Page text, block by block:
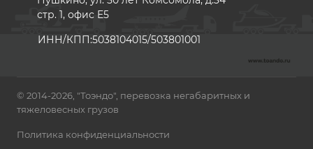
стр. 1, офис E5
ИНН/КПП:5038104015/503801001
© 2014-2026, "Тоэндо", перевозка негабаритных и
тяжеловесных грузов
Политика конфиденциальности